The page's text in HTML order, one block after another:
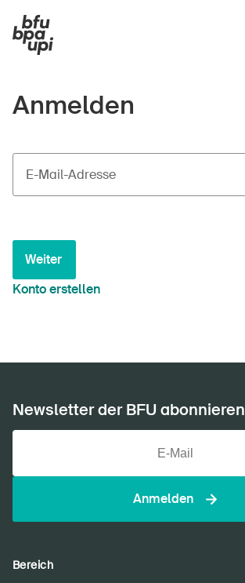
Anmelden
E-Mail-Adresse
Weiter
Konto erstellen
Newsletter der BFU abonnieren
Anmelden
Bereich